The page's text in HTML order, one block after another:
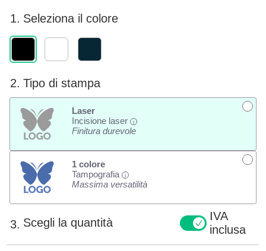
1. Seleziona il colore
2. Tipo di stampa
Laser
Incisione laser
i
Finitura durevole
1 colore
Tampografia
i
Massima versatilità
3. Scegli la quantità
IVA
inclusa